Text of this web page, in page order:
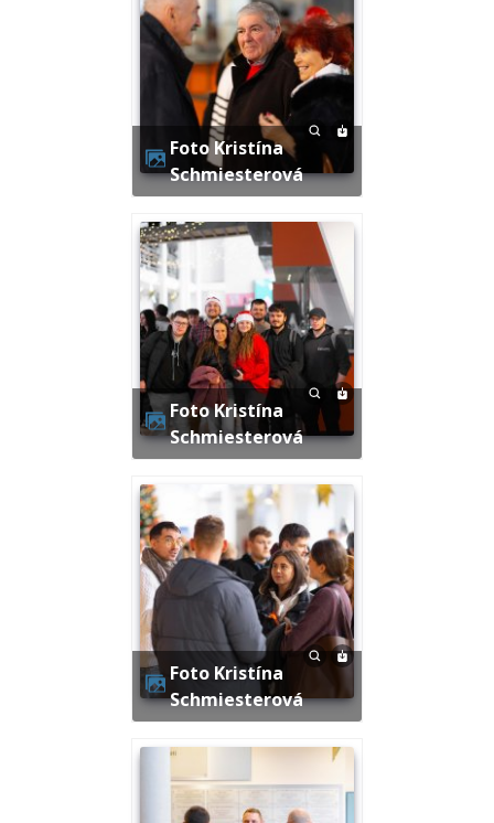
Foto Kristína
Schmiesterová
Foto Kristína
Schmiesterová
Foto Kristína
Schmiesterová